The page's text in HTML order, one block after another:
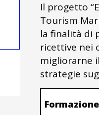
Il progetto
Tourism
la finalità di
ricettive nei
migliorarne
strategie